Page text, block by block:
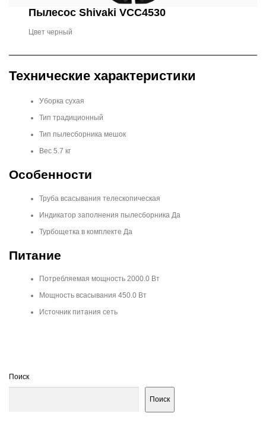
Пылесос Shivaki VCC4530
Цвет черный
Технические характеристики
Уборка сухая
Тип традиционный
Тип пылесборника мешок
Вес 5.7 кг
Особенности
Труба всасывания телескопическая
Индикатор заполнения пылесборника Да
Турбощетка в комплекте Да
Питание
Потребляемая мощность 2000.0 Вт
Мощность всасывания 450.0 Вт
Источник питания сеть
Поиск
Поиск